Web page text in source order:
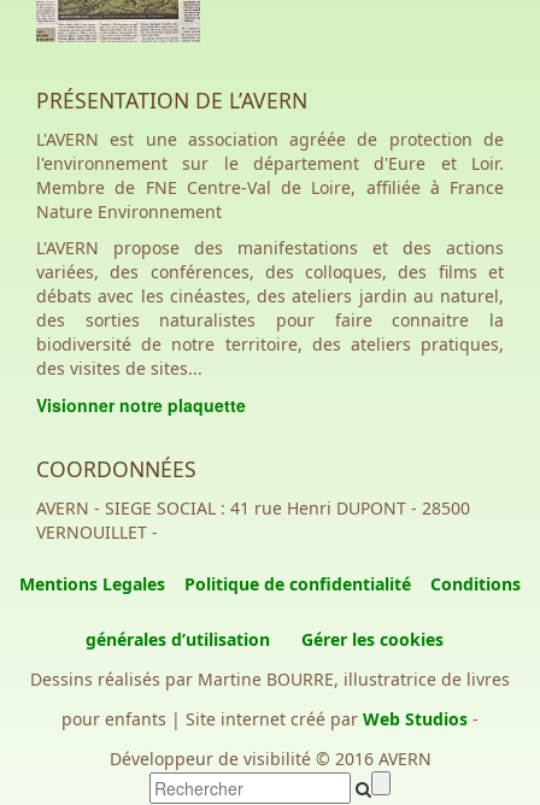
PRÉSENTATION DE L’AVERN
L'AVERN est une association agréée de protection de
l'environnement sur le département d'Eure et Loir.
Membre de FNE Centre-Val de Loire, affiliée à France
Nature Environnement
L'AVERN propose des manifestations et des actions
variées, des conférences, des colloques, des films et
débats avec les cinéastes, des ateliers jardin au naturel,
des sorties naturalistes pour faire connaitre la
biodiversité de notre territoire, des ateliers pratiques,
des visites de sites...
Visionner notre plaquette
COORDONNÉES
AVERN - SIEGE SOCIAL : 41 rue Henri DUPONT - 28500
VERNOUILLET -
Mentions Legales Politique de confidentialité Conditions
générales d’utilisation
Gérer les cookies
Dessins réalisés par Martine BOURRE, illustratrice de livres
pour enfants | Site internet créé par Web Studios -
Développeur de visibilité © 2016 AVERN